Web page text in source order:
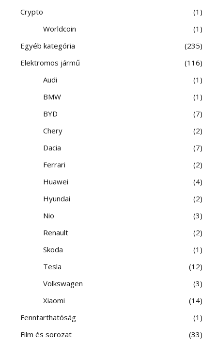
Crypto
1
Worldcoin
1
Egyéb kategória
235
Elektromos jármű
116
Audi
1
BMW
1
BYD
7
Chery
2
Dacia
7
Ferrari
2
Huawei
4
Hyundai
2
Nio
3
Renault
2
Skoda
1
Tesla
12
Volkswagen
3
Xiaomi
14
Fenntarthatóság
1
Film és sorozat
33